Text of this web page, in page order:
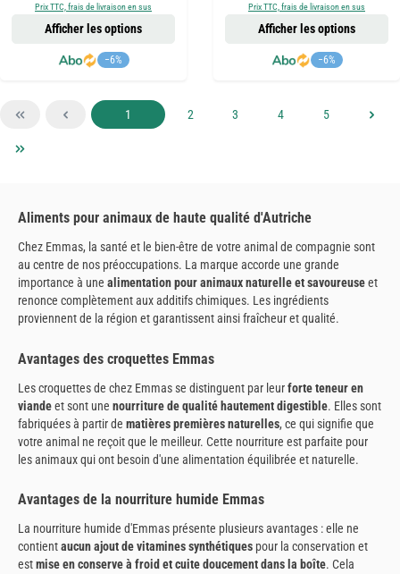
Prix TTC, frais de livraison en sus
−6%
Afficher les options
Prix TTC, frais de livraison en sus
−6%
Afficher les options
Page
1 Page
2 Page
3 Page
4 Page
5
Aliments pour animaux de haute qualité d'Autriche
Chez Emmas, la santé et le bien-être de votre animal de compagnie sont
au centre de nos préoccupations. La marque accorde une grande
importance à une alimentation pour animaux naturelle et savoureuseet
renonce complètement aux additifs chimiques. Les ingrédients
proviennent de la région et garantissent ainsi fraîcheur et qualité.
Avantages des croquettes Emmas
Les croquettes de chez Emmas se distinguent par leurforte teneur en
viandeet sont une nourriture de qualité hautement digestible. Elles sont
fabriquées à partir de matières premières naturelles, ce qui signifie que
votre animal ne reçoit que le meilleur. Cette nourriture est parfaite pour
les animaux qui ont besoin d'une alimentation équilibrée et naturelle.
Avantages de la nourriture humide Emmas
La nourriture humide d'Emmas présente plusieurs avantages : elle ne
contientaucun ajout de vitamines synthétiques pour la conservation et
estmise en conserve à froid et cuite doucement dans la boîte. Cela